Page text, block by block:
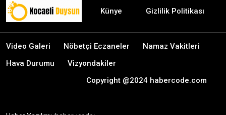
Künye Gizlilik Politikası
Video Galeri Nöbetçi Eczaneler
Namaz Vakitleri
Hava Durumu
Vizyondakiler
Copyright @2024 habercode.com